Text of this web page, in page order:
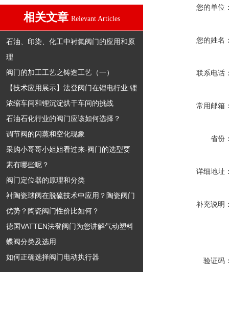
相关文章 Relevant Articles
石油、印染、化工中衬氟阀门的应用和原
理
阀门的加工工艺之铸造工艺（一）
【技术应用展示】法登阀门在锂电行业:锂
浓缩车间和锂沉淀烘干车间的挑战
石油石化行业的阀门应该如何选择？
调节阀的闪蒸和空化现象
采购小哥哥小姐姐看过来-阀门的选型要
素有哪些呢？
阀门定位器的原理和分类
衬陶瓷球阀在脱硫技术中应用？陶瓷阀门
优势？陶瓷阀门性价比如何？
德国VATTEN法登阀门为您讲解气动塑料
蝶阀分类及选用
如何正确选择阀门电动执行器
您的单位
您的姓名
联系电话
常用邮箱
省份
详细地址
补充说明
验证码